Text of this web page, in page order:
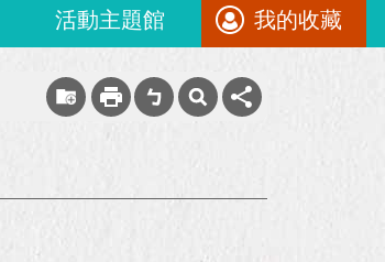
活動主題館 我的收藏